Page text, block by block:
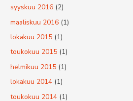
syyskuu 2016 (2)
maaliskuu 2016 (1)
lokakuu 2015 (1)
toukokuu 2015 (1)
helmikuu 2015 (1)
lokakuu 2014 (1)
toukokuu 2014 (1)